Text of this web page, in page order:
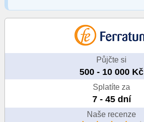
Půjčte si
500 - 10 000 Kč
Splatíte za
7 - 45 dní
Naše recenze